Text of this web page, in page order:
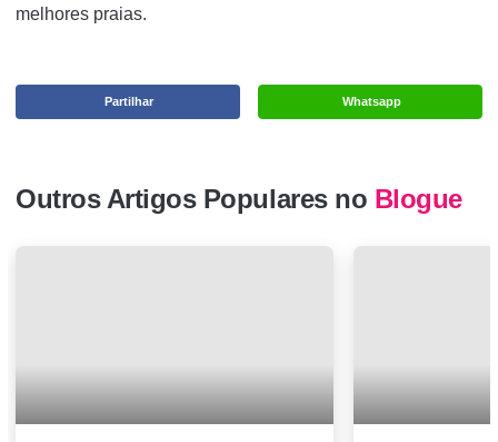
melhores praias.
Whatsapp
Partilhar
Outros Artigos Populares no Blogue